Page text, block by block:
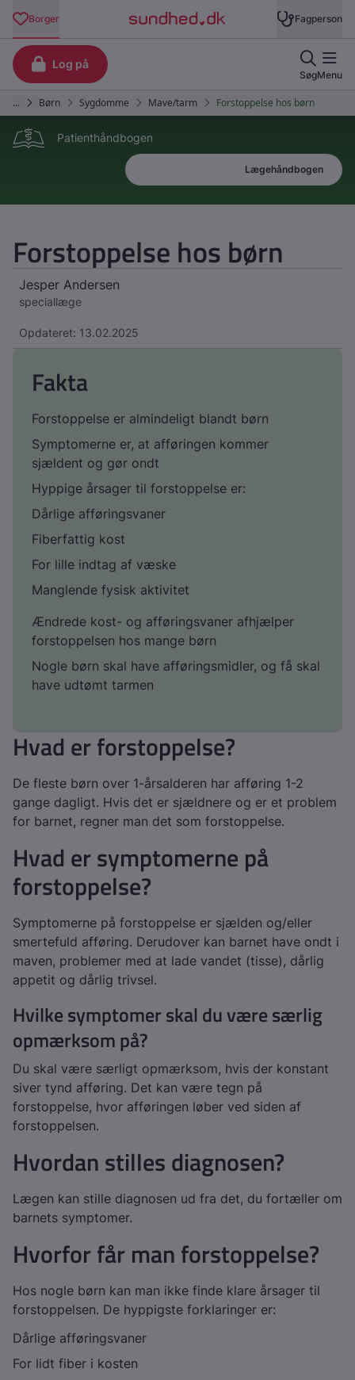
Patienthåndbogen
Lægehåndbogen
Forstoppelse hos børn
Jesper Andersen
speciallæge
Opdateret: 13.02.2025
Fakta
Forstoppelse er almindeligt blandt børn
Symptomerne er, at afføringen kommer
sjældent og gør ondt
Hyppige årsager til forstoppelse er:
Dårlige afføringsvaner
Fiberfattig kost
For lille indtag af væske
Manglende fysisk aktivitet
Ændrede kost- og afføringsvaner afhjælper
forstoppelsen hos mange børn
Nogle børn skal have afføringsmidler, og få skal
have udtømt tarmen
Hvad er forstoppelse?
De fleste børn over 1-årsalderen har afføring 1-2
gange dagligt. Hvis det er sjældnere og er et problem
for barnet, regner man det som forstoppelse.
Hvad er symptomerne på
forstoppelse?
Symptomerne på forstoppelse er sjælden og/eller
smertefuld afføring. Derudover kan barnet have ondt i
maven, problemer med at lade vandet (tisse), dårlig
appetit og dårlig trivsel.
Hvilke symptomer skal du være særlig
opmærksom på?
Du skal være særligt opmærksom, hvis der konstant
siver tynd afføring. Det kan være tegn på
forstoppelse, hvor afføringen løber ved siden af
forstoppelsen.
Hvordan stilles diagnosen?
Lægen kan stille diagnosen ud fra det, du fortæller om
barnets symptomer.
Hvorfor får man forstoppelse?
Hos nogle børn kan man ikke finde klare årsager til
forstoppelsen. De hyppigste forklaringer er:
Dårlige afføringsvaner
For lidt fiber i kosten